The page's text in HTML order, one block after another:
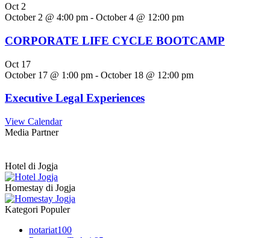
Oct 2
October 2 @ 4:00 pm - October 4 @ 12:00 pm
CORPORATE LIFE CYCLE BOOTCAMP
Oct 17
October 17 @ 1:00 pm - October 18 @ 12:00 pm
Executive Legal Experiences
View Calendar
Media Partner
Hotel di Jogja
Homestay di Jogja
Kategori Populer
notariat100